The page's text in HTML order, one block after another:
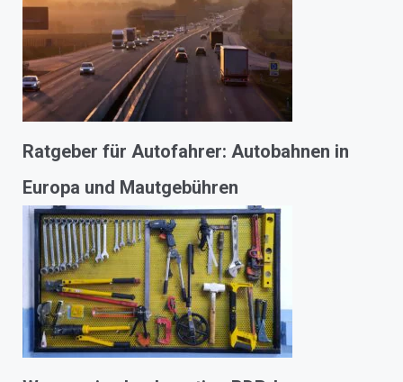
Ratgeber für Autofahrer: Autobahnen in
Europa und Mautgebühren